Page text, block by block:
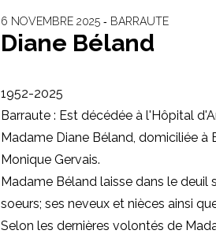
6 NOVEMBRE 2025 ‐ BARRAUTE
Diane Béland
1952-2025
Barraute : Est décédée à l'Hôpital
Madame Diane Béland, domiciliée à
Monique Gervais.
Madame Béland laisse dans le deuil
soeurs; ses neveux et nièces ainsi
Selon les dernières volontés de